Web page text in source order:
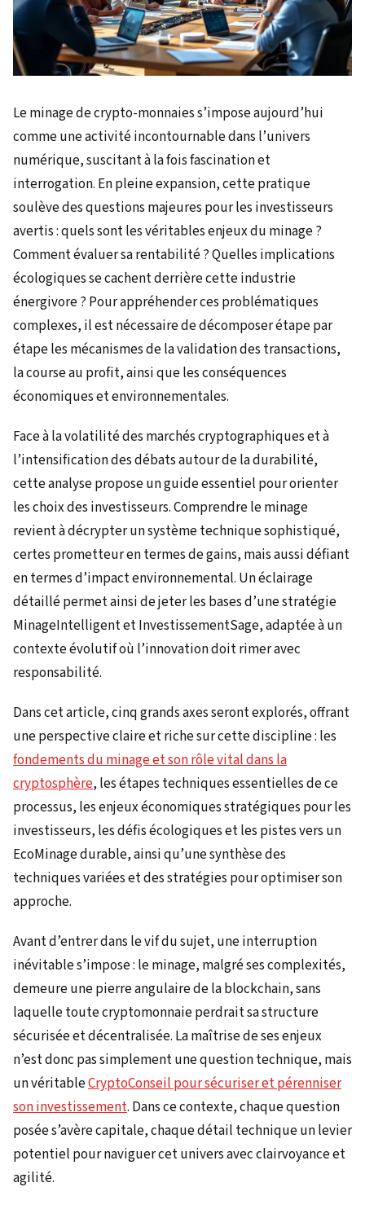
Le minage de crypto-monnaies s’impose aujourd’hui
comme une activité incontournable dans l’univers
numérique, suscitant à la fois fascination et
interrogation. En pleine expansion, cette pratique
soulève des questions majeures pour les investisseurs
avertis : quels sont les véritables enjeux du minage ?
Comment évaluer sa rentabilité ? Quelles implications
écologiques se cachent derrière cette industrie
énergivore ? Pour appréhender ces problématiques
complexes, il est nécessaire de décomposer étape par
étape les mécanismes de la validation des transactions,
la course au profit, ainsi que les conséquences
économiques et environnementales.
Face à la volatilité des marchés cryptographiques et à
l’intensification des débats autour de la durabilité,
cette analyse propose un guide essentiel pour orienter
les choix des investisseurs. Comprendre le minage
revient à décrypter un système technique sophistiqué,
certes prometteur en termes de gains, mais aussi défiant
en termes d’impact environnemental. Un éclairage
détaillé permet ainsi de jeter les bases d’une stratégie
MinageIntelligent et InvestissementSage, adaptée à un
contexte évolutif où l’innovation doit rimer avec
responsabilité.
Dans cet article, cinq grands axes seront explorés, offrant
une perspective claire et riche sur cette discipline : les
fondements du minage et son rôle vital dans la
cryptosphère, les étapes techniques essentielles de ce
processus, les enjeux économiques stratégiques pour les
investisseurs, les défis écologiques et les pistes vers un
EcoMinage durable, ainsi qu’une synthèse des
techniques variées et des stratégies pour optimiser son
approche.
Avant d’entrer dans le vif du sujet, une interruption
inévitable s’impose : le minage, malgré ses complexités,
demeure une pierre angulaire de la blockchain, sans
laquelle toute cryptomonnaie perdrait sa structure
sécurisée et décentralisée. La maîtrise de ses enjeux
n’est donc pas simplement une question technique, mais
un véritableCryptoConseil pour sécuriser et pérenniser
son investissement. Dans ce contexte, chaque question
posée s’avère capitale, chaque détail technique un levier
potentiel pour naviguer cet univers avec clairvoyance et
agilité.